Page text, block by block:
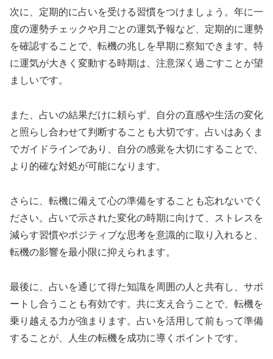
次に、定期的に占いを受ける習慣をつけましょう。年に一
度の運勢チェックや月ごとの運気予報など、定期的に運勢
を確認することで、転機の兆しを早期に察知できます。特
に運気が大きく変動する時期は、注意深く過ごすことが望
ましいです。
また、占いの結果だけに頼らず、自分の直感や生活の変化
と照らし合わせて判断することも大切です。占いはあくま
でガイドラインであり、自分の感覚を大切にすることで、
より的確な対処が可能になります。
さらに、転機に備えて心の準備をすることも忘れないでく
ださい。占いで示された変化の時期に向けて、ストレスを
減らす習慣やポジティブな思考を意識的に取り入れると、
転機の影響を最小限に抑えられます。
最後に、占いを通じて得た知識を周囲の人と共有し、サポ
ートし合うことも有効です。共に支え合うことで、転機を
乗り越える力が強まります。占いを活用して前もって準備
することが、人生の転機を成功に導くポイントです。